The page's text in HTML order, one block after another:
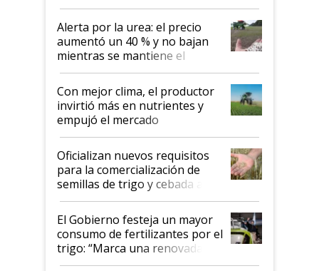
Alerta por la urea: el precio
aumentó un 40 % y no bajan
mientras se mantiene el
conflicto en Medio Oriente
Con mejor clima, el productor
invirtió más en nutrientes y
empujó el mercado
Oficializan nuevos requisitos
para la comercialización de
semillas de trigo y cebada a
granel
El Gobierno festeja un mayor
consumo de fertilizantes por el
trigo: “Marca una renovada
confianza de los productores”